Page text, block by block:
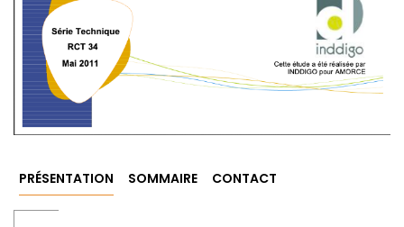
PRÉSENTATION SOMMAIRE CONTACT